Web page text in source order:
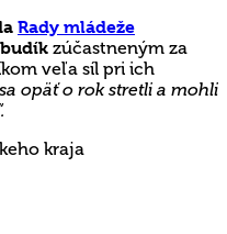
Rady mládeže
zúčastneným za
veľa síl pri ich
opäť o rok stretli a mohli
kraja